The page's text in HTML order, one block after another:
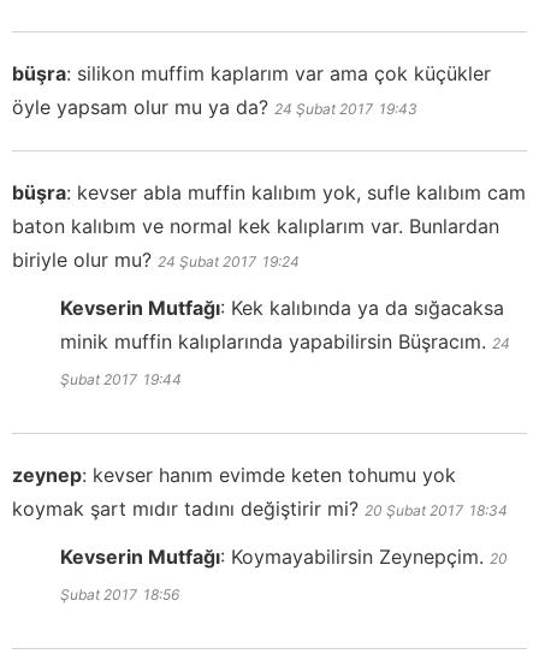
büşra: silikon muffim kaplarım var ama çok küçükler
öyle yapsam olur mu ya da? 24 Şubat 2017 19:43
büşra: kevser abla muffin kalıbım yok, sufle kalıbım cam
baton kalıbım ve normal kek kalıplarım var. Bunlardan
biriyle olur mu? 24 Şubat 2017 19:24
Kevserin Mutfağı: Kek kalıbında ya da sığacaksa
minik muffin kalıplarında yapabilirsin Büşracım. 24
Şubat 2017 19:44
zeynep: kevser hanım evimde keten tohumu yok
koymak şart mıdır tadını değiştirir mi? 20 Şubat 2017 18:34
Kevserin Mutfağı: Koymayabilirsin Zeynepçim. 20
Şubat 2017 18:56